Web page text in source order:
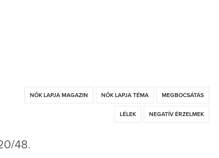
NŐK LAPJA MAGAZIN NŐK LAPJA TÉMA MEGBOCSÁTÁS
LÉLEK NEGATÍV ÉRZELMEK
48.